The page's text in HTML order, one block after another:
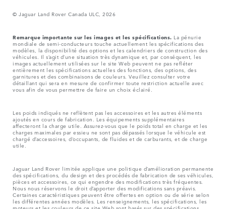
© Jaguar Land Rover Canada ULC, 2026
Remarque importante sur les images et les spécifications. La pénurie
mondiale de semi-conducteurs touche actuellement les spécifications des
modèles, la disponibilité des options et les calendriers de construction des
véhicules. Il s’agit d’une situation très dynamique et, par conséquent, les
images actuellement utilisées sur le site Web peuvent ne pas refléter
entièrement les spécifications actuelles des fonctions, des options, des
garnitures et des combinaisons de couleurs. Veuillez consulter votre
détaillant qui sera en mesure de confirmer toute restriction actuelle avec
vous afin de vous permettre de faire un choix éclairé.
Les poids indiqués ne reflètent pas les accessoires et les autres éléments
ajoutés en cours de fabrication. Les équipements supplémentaires
affecteront la charge utile. Assurez-vous que le poids total en charge et les
charges maximales par essieu ne sont pas dépassés lorsque le véhicule est
chargé d’accessoires, d’occupants, de fluides et de carburants, et de charge
utile.
Jaguar Land Rover limitée applique une politique d’amélioration permanente
des spécifications, du design et des procédés de fabrication de ses véhicules,
pièces et accessoires, ce qui engendre des modifications très fréquentes.
Nous nous réservons le droit d’apporter des modifications sans préavis.
Certaines caractéristiques peuvent être offertes en option ou de série selon
les différentes années modèles. Les renseignements, les spécifications, les
moteurs et les couleurs de ce site Web sont basés sur des spécifications